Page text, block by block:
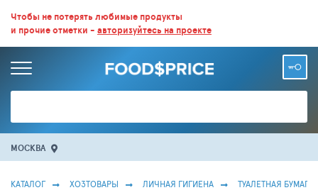
ВСЕ СКИДКИ И ВЫГОДНЫЕ ЦЕНЫ НА ПРОДУКТЫ В МАГАЗИНАХ.
БОЛЬШЕ 100 000 ТОВАРОВ. ЕЖЕДНЕВНОЕ ОБНОВЛЕНИЕ ЦЕН.
Чтобы не потерять любимые продукты
и прочие отметки - авторизуйтесь на проекте
МОСКВА
КАТАЛОГ ХОЗТОВАРЫ ЛИЧНАЯ ГИГИЕНА ТУАЛЕТНАЯ БУМАГА